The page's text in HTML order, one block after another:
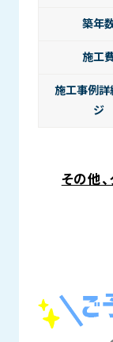
築年
施工
施工事例詳
ジ
その他